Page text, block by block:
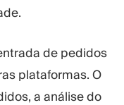
de pedidos
plataformas. O
a análise do